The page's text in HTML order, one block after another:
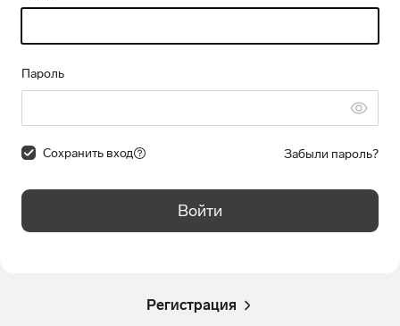
Пароль
Сохранить вход Забыли пароль?
Войти
Регистрация